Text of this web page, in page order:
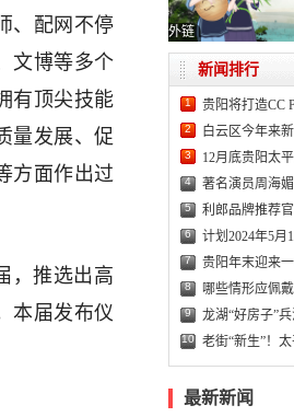
、配网不停
文博等多个
有顶尖技能
量发展、促
方面作出过
，推选出高
本届发布仪
外链
新闻排行
1 贵阳将打造CC
2 白云区今年来
3 12月底贵阳太
4 著名演员周海
5 利郎品牌推荐
6 计划2024年5月
7 贵阳年末迎来
8 哪些情形应佩
9 龙湖“好房子”
10 老街“新生”！
最新新闻